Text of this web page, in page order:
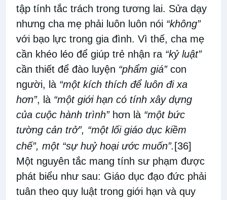
tập tính tắc trách trong tương lai. Sửa dạy
nhưng cha mẹ phải luôn luôn nói “không”
với bạo lực trong gia đình. Vì thế, cha mẹ
cần khéo léo để giúp trẻ nhận ra “kỷ luật”
cần thiết để đào luyện “phẩm giá”con
người, là “một kích thích để luôn đi xa
hơn”, là “một giới hạn có tính xây dựng
của cuộc hành trình”hơn là “một bức
tường cản trở”, “một lối giáo dục kiềm
chế”, một “sự huỷ hoại ước muốn”. [36]
Một nguyên tắc mang tính sư phạm được
phát biểu như sau: Giáo dục đạo đức phải
tuân theo quy luật trong giới hạn và quy